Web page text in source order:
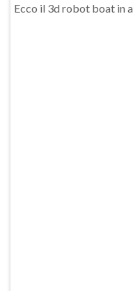
Ecco il 3d robot boat in